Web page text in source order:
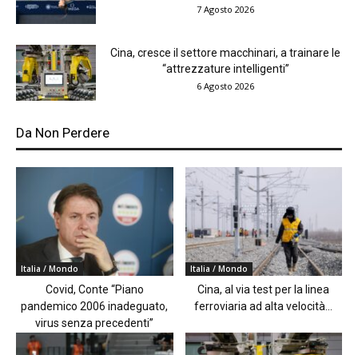
7 Agosto 2026
Cina, cresce il settore macchinari, a trainare le
“attrezzature intelligenti”
6 Agosto 2026
Da Non Perdere
Italia / Mondo
Covid, Conte “Piano
pandemico 2006 inadeguato,
virus senza precedenti”
Italia / Mondo
Cina, al via test per la linea
ferroviaria ad alta velocità...